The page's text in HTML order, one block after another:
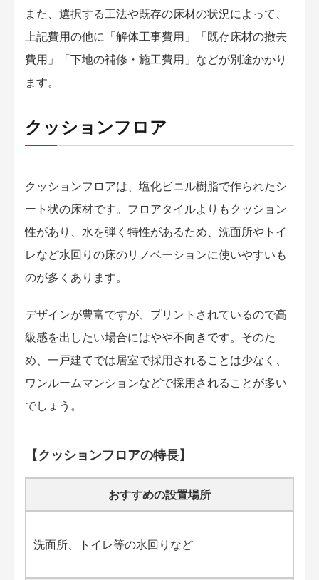
また、選択する工法や既存の床材の状況によって、
上記費用の他に「解体工事費用」「既存床材の撤去
費用」「下地の補修・施工費用」などが別途かかり
ます。
クッションフロア
クッションフロアは、塩化ビニル樹脂で作られたシ
ート状の床材です。フロアタイルよりもクッション
性があり、水を弾く特性があるため、洗面所やトイ
レなど水回りの床のリノベーションに使いやすいも
のが多くあります。
デザインが豊富ですが、プリントされているので高
級感を出したい場合にはやや不向きです。そのた
め、一戸建てでは居室で採用されることは少なく、
ワンルームマンションなどで採用されることが多い
でしょう。
【クッションフロアの特長】
おすすめの設置場所
洗面所、トイレ等の水回りなど